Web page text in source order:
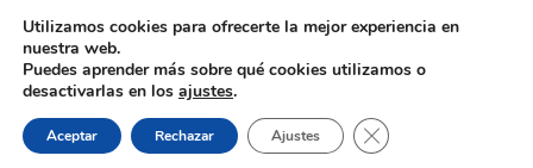
Aviso legal
COPYRIGHT © 2020 - VIAJARDESPACIO.COM
Utilizamos cookies para ofrecerte la mejor experiencia en
nuestra web.
Puedes aprender más sobre qué cookies utilizamos o
desactivarlas en los ajustes.
Aceptar Rechazar Ajustes CERRAR EL